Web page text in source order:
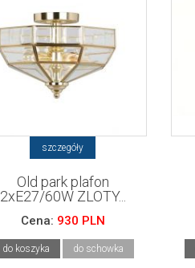
szczegóły
Old park plafon
2xE27/60W ZLOTY...
Cena: 930 PLN
do koszyka do schowka